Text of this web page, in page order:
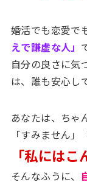
婚活でも恋愛で
えで謙虚な人」
自分の良さに気
は、誰も安心し
あなたは、ちゃ
「すみません
「私には
そんなふうに、